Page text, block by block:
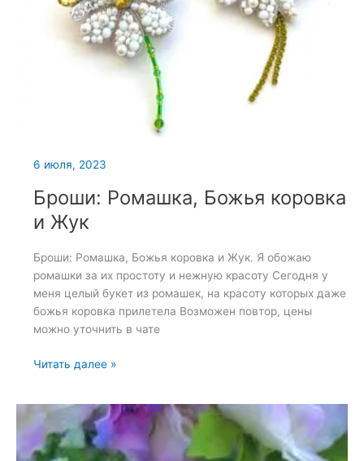
6 июля, 2023
Броши: Ромашка, Божья коровка
и Жук
Броши: Ромашка, Божья коровка и Жук. Я обожаю
ромашки за их простоту и нежную красоту Сегодня у
меня целый букет из ромашек, на красоту которых даже
божья коровка прилетела Возможен повтор, цены
можно уточнить в чате
Броши:
коровка
и
Жук
Читать далее »